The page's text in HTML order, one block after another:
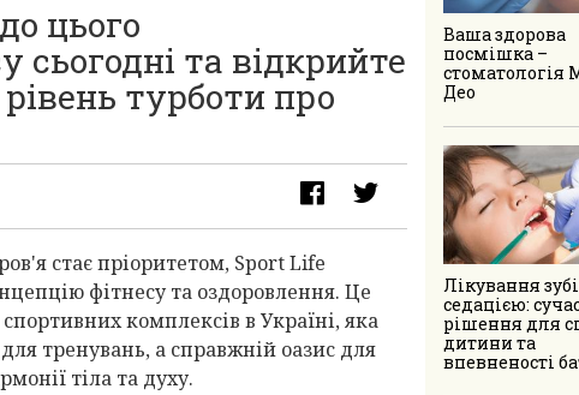
цього
сьогодні та відкрийте
турботи про
стає пріоритетом, Sport Life
фітнесу та оздоровлення. Це
комплексів в Україні, яка
тренувань, а справжній оазис для
тіла та духу.
Ваша здорова
посмішка –
стоматологія
Део
Лікування
седацією:
рішення для
дитини та
впевненості